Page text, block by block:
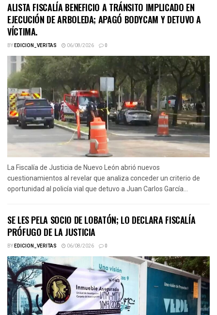
ALISTA FISCALÍA BENEFICIO A TRÁNSITO IMPLICADO EN
EJECUCIÓN DE ARBOLEDA; APAGÓ BODYCAM Y DETUVO A
VÍCTIMA.
BYEDICION_VERITAS 06/08/2026 0
La Fiscalía de Justicia de Nuevo León abrió nuevos
cuestionamientos al revelar que analiza conceder un criterio de
oportunidad al policía vial que detuvo a Juan Carlos García...
SE LES PELA SOCIO DE LOBATÓN; LO DECLARA FISCALÍA
PRÓFUGO DE LA JUSTICIA
BYEDICION_VERITAS 06/08/2026 0